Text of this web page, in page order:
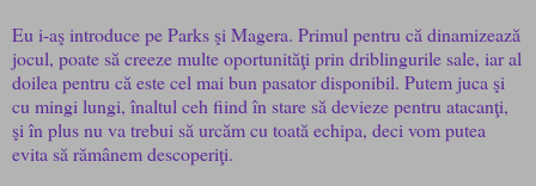
Eu i-aş introduce pe Parks şi Magera. Primul pentru că dinamizează
jocul, poate să creeze multe oportunităţi prin driblingurile sale, iar al
doilea pentru că este cel mai bun pasator disponibil. Putem juca şi
cu mingi lungi, înaltul ceh fiind în stare să devieze pentru atacanţi,
şi în plus nu va trebui să urcăm cu toată echipa, deci vom putea
evita să rămânem descoperiţi.